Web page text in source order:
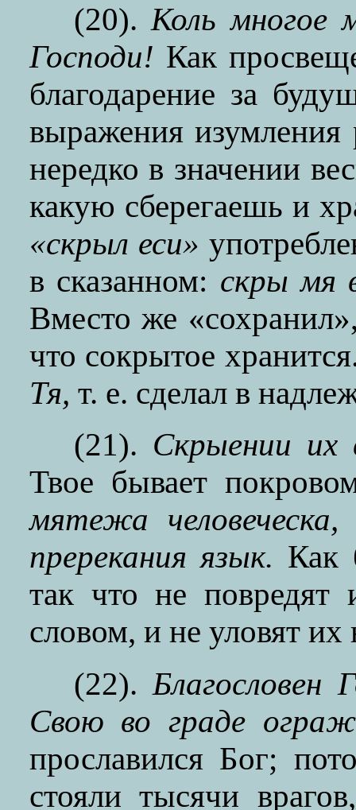
(20).Коль многое
Господи! Как
благодарение за
выражения изумления
нередко в значении
какую сберегаешь и
«скрыл еси»
в сказанном: скры мя
Вместо же
что сокрытое
Тя, т. е. сделал в
(21). Скрыении их
Твое бывает
мятежа
пререкания язык. Как
так что не
словом, и не уловят
(22).Благословен
Свою во граде
прославился Бог;
стояли тысячи